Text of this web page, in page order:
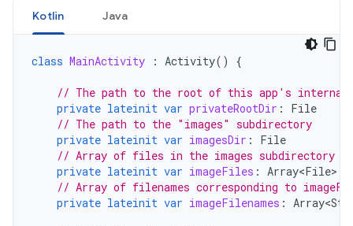
Kotlin Java
class MainActivity : Activity() {
// The path to the root of this app's internal
private lateinit var privateRootDir :
File
// The path to the "images" subdirectory
private lateinit var imagesDir :
File
// Array of files in the images subdirectory
private lateinit var imageFiles : Array<File>
// Array of filenames corresponding to
private lateinit var imageFilenames :